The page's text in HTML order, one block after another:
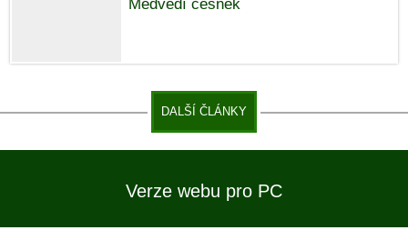
Medvědí česnek
DALŠÍ ČLÁNKY
Verze webu pro PC